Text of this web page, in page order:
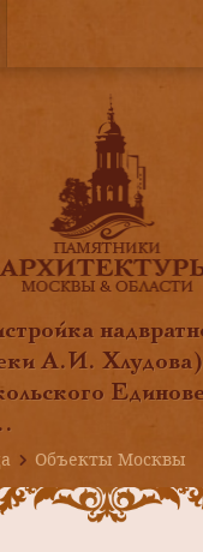
А.И.
Объекты Москвы